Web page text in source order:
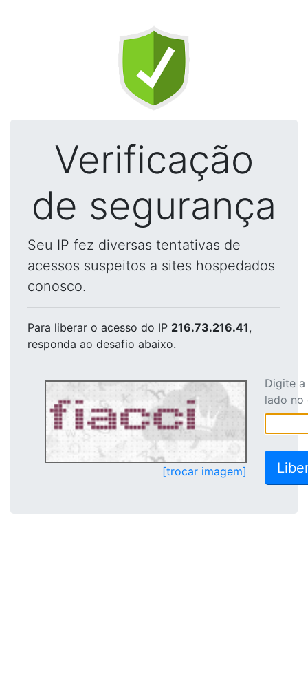
Verificação
de segurança
Seu IP fez diversas tentativas de
acessos suspeitos a sites hospedados
conosco.
Para liberar o acesso do IP 216.73.216.41,
responda ao desafio abaixo.
[trocar imagem]
Digite
lado no